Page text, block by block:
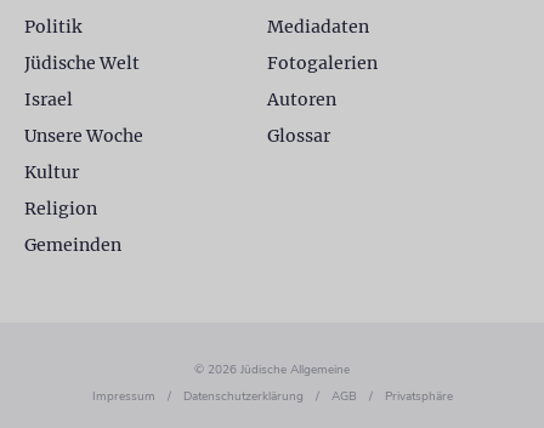
Politik
Jüdische Welt
Israel
Unsere Woche
Kultur
Religion
Gemeinden
Mediadaten
Fotogalerien
Autoren
Glossar
© 2026 Jüdische Allgemeine
Impressum
/ Datenschutzerklärung / AGB / Privatsphäre